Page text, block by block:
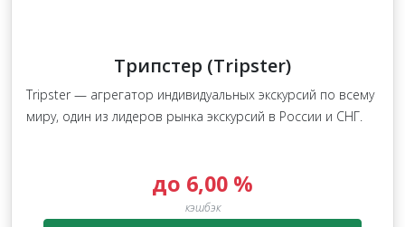
Трипстер (Tripster)
Tripster — агрегатор индивидуальных экскурсий по всему
миру, один из лидеров рынка экскурсий в России и СНГ.
до 6,00 %
кэшбэк